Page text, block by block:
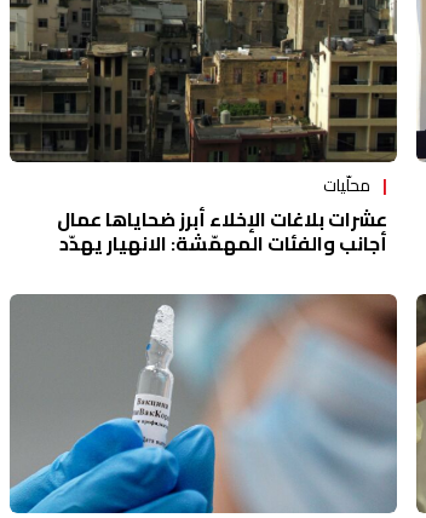
محلّيات
عشرات بلاغات الإخلاء أبرز ضحاياها عمال
أجانب والفئات المهمّشة: الانهيار يهدّد
الأمن السكني